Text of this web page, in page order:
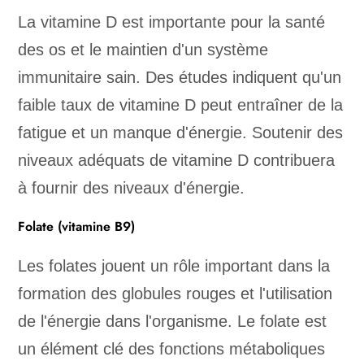
La vitamine D est importante pour la santé
des os et le maintien d'un système
immunitaire sain. Des études indiquent qu'un
faible taux de vitamine D peut entraîner de la
fatigue et un manque d'énergie. Soutenir des
niveaux adéquats de vitamine D contribuera
à fournir des niveaux d'énergie.
Folate (vitamine B9)
Les folates jouent un rôle important dans la
formation des globules rouges et l'utilisation
de l'énergie dans l'organisme. Le folate est
un élément clé des fonctions métaboliques